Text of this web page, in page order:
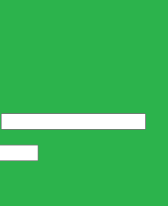
Required